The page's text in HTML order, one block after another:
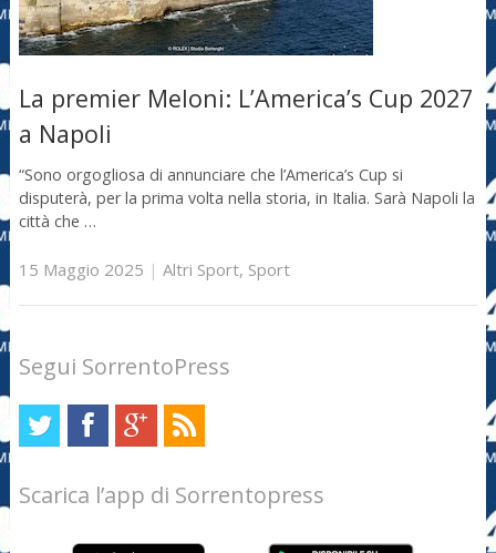
La premier Meloni: L’America’s Cup 2027
a Napoli
“Sono orgogliosa di annunciare che l’America’s Cup si
disputerà, per la prima volta nella storia, in Italia. Sarà Napoli la
città che …
15 Maggio 2025 | Altri Sport, Sport
Segui SorrentoPress
Scarica l’app di Sorrentopress